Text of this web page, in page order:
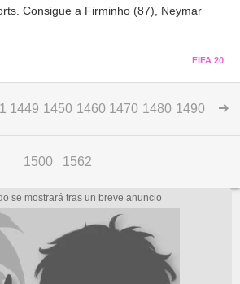
Consigue a Firminho (87), Neymar
FIFA 20
1449 1450 1460 1470 1480 1490
1500 1562